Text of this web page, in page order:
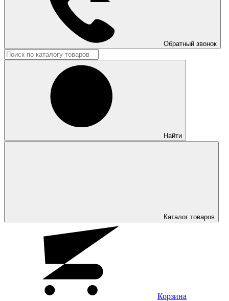
Обратный звонок
Найти
Каталог товаров
Корзина